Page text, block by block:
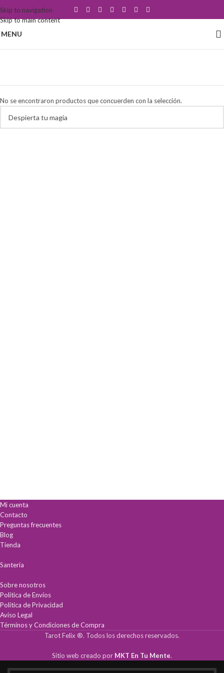
Skip to navigation
Skip to main content
MENU
No se encontraron productos que concuerden con la selección.
Mi cuenta
Contacto
Preguntas frecuentes
Blog
Tienda
Santería
Sobre nosotros
Política de Envíos
Política de Privacidad
Aviso Legal
Términos y Condiciones de Compra
Tarot Felix ®. Todos los derechos reservados.
Sitio web creado por MKT En Tu Mente.